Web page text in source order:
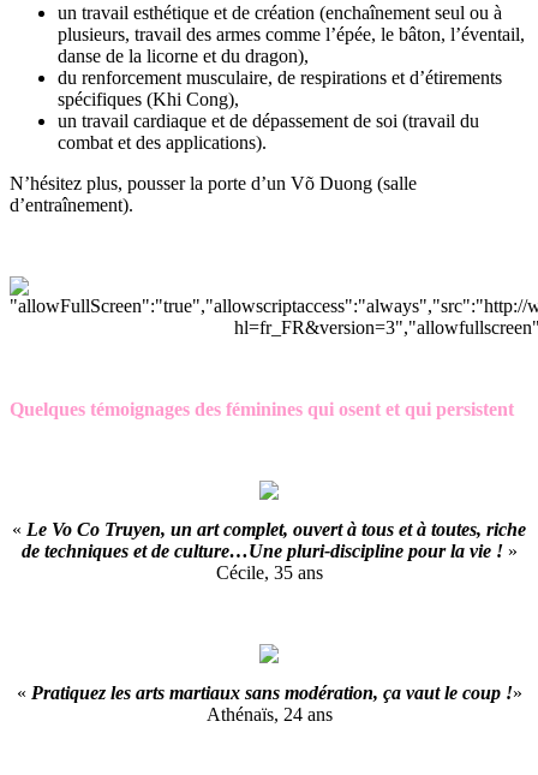
un travail esthétique et de création (enchaînement seul ou à
plusieurs, travail des armes comme l’épée, le bâton, l’éventail,
danse de la licorne et du dragon),
du renforcement musculaire, de respirations et d’étirements
spécifiques (Khi Cong),
un travail cardiaque et de dépassement de soi (travail du
combat et des applications).
N’hésitez plus, pousser la porte d’un Võ Duong (salle
d’entraînement).
Quelques témoignages des féminines qui osent et qui persistent
« Le Vo Co Truyen, un art complet, ouvert à tous et à toutes, riche
de techniques et de culture…Une pluri-discipline pour la vie !»
Cécile, 35 ans
« Pratiquez les arts martiaux sans modération, ça vaut le coup !»
Athénaïs, 24 ans